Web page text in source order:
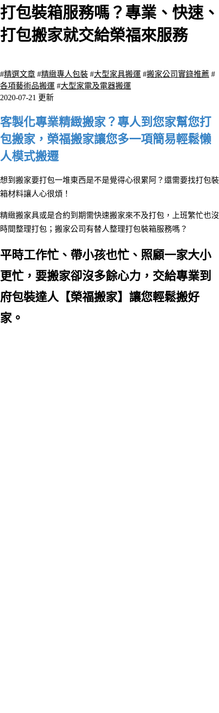
打包裝箱服務嗎？專業、快速、
打包搬家就交給榮福來服務
#精選文章 #精緻專人包裝 #大型家具搬運 #搬家公司實錄推薦 #
各項藝術品搬運 #大型家電及電器搬運
2020-07-21 更新
客製化專業精緻搬家？專人到您家幫您打
包搬家，榮福搬家讓您多一項簡易輕鬆懒
人模式搬遷
想到搬家要打包一堆東西是不是覺得心很累阿？還需要找打包裝
箱材料讓人心很煩！
精緻搬家具或是合約到期需快速搬家來不及打包，上班繁忙也沒
時間整理打包；搬家公司有替人整理打包裝箱服務嗎？
平時工作忙、帶小孩也忙、照顧一家大小
更忙，要搬家卻沒多餘心力，交給專業到
府包裝達人【榮福搬家】讓您輕鬆搬好
家。